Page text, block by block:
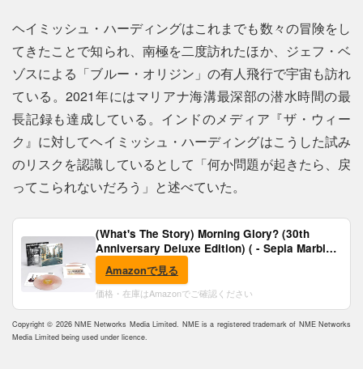
ヘイミッシュ・ハーディングはこれまでも数々の冒険をし
てきたことで知られ、南極を二度訪れたほか、ジェフ・ベ
ゾスによる「ブルー・オリジン」の有人飛行で宇宙も訪れ
ている。2021年にはマリアナ海溝最深部の潜水時間の最
長記録も達成している。インドのメディア『ザ・ウィー
ク』に対してヘイミッシュ・ハーディングはこうした試み
のリスクを認識しているとして「何か問題が起きたら、戻
ってこられないだろう」と述べていた。
(What's The Story) Morning Glory? (30th
Anniversary Deluxe Edition) ( - Sepia Marble
Vinyl) [Analog]
Amazonで見る
価格・在庫はAmazonでご確認ください
Copyright © 2026 NME Networks Media Limited. NME is a registered trademark of NME Networks
Media Limited being used under licence.